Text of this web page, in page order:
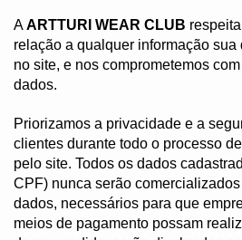
A ARTTURI WEAR CLUB
relação a qualquer informação
no site, e nos comprometemos
dados.
Priorizamos a privacidade e a
clientes durante todo o processo
pelo site. Todos os dados
CPF) nunca serão
dados, necessários para que
meios de pagamento possam